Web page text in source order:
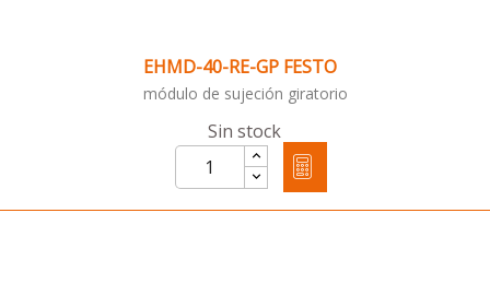
EHMD-40-RE-GP FESTO
módulo de sujeción giratorio
Sin stock